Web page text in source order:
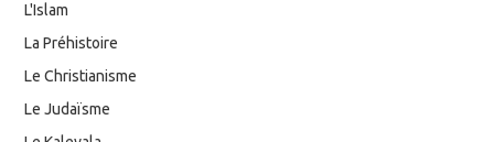
L'Islam
La Préhistoire
Le Christianisme
Le Judaïsme